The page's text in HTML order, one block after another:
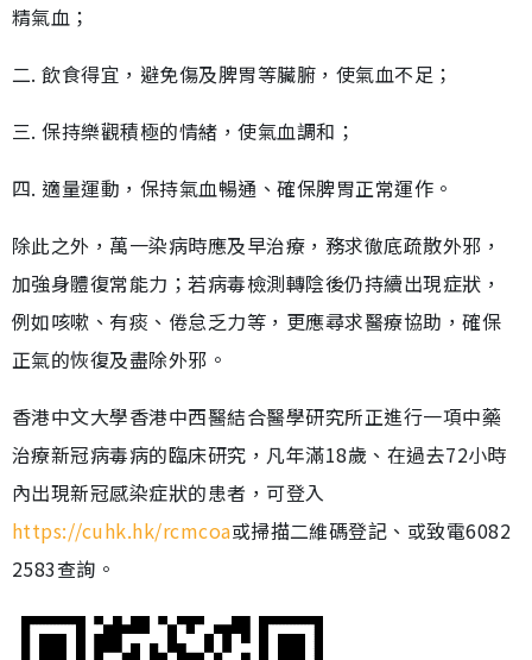
精氣血；
二. 飲食得宜，避免傷及脾胃等臟腑，使氣血不足；
三. 保持樂觀積極的情緒，使氣血調和；
四. 適量運動，保持氣血暢通、確保脾胃正常運作。
除此之外，萬一染病時應及早治療，務求徹底疏散外邪，
加強身體復常能力；若病毒檢測轉陰後仍持續出現症狀，
例如咳嗽、有痰、倦怠乏力等，更應尋求醫療協助，確保
正氣的恢復及盡除外邪。
香港中文大學香港中西醫結合醫學研究所正進行一項中藥
治療新冠病毒病的臨床研究，凡年滿18歲、在過去72小時
內出現新冠感染症狀的患者，可登入
https://cuhk.hk/rcmcoa或掃描二維碼登記、或致電6082
2583查詢。